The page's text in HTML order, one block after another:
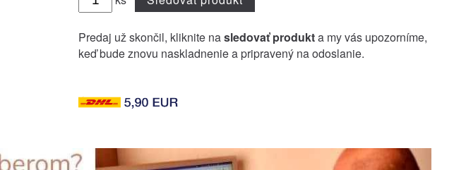
Predaj už skončil, kliknite nasledovať produkta my vás upozorníme,
keď bude znovu naskladnenie a pripravený na odoslanie.